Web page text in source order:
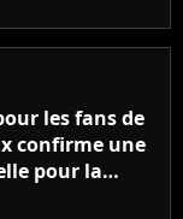
les fans de
confirme une
pour la